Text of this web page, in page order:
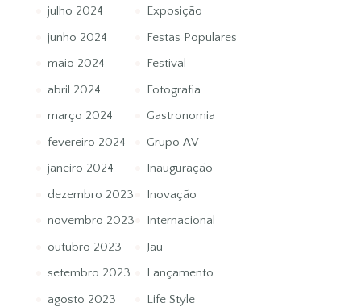
julho 2024
junho 2024
maio 2024
abril 2024
março 2024
fevereiro 2024
janeiro 2024
dezembro 2023
novembro 2023
outubro 2023
setembro 2023
agosto 2023
Exposição
Festas Populares
Festival
Fotografia
Gastronomia
Grupo AV
Inauguração
Inovação
Internacional
Jau
Lançamento
Life Style